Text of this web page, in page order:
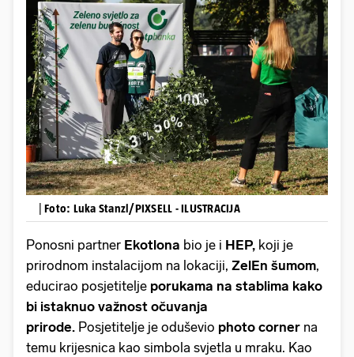
Foto: Luka Stanzl/PIXSELL - ILUSTRACIJA
Ponosni partner Ekotlona bio je i HEP, koji je
prirodnom instalacijom na lokaciji, ZelEn šumom,
educirao posjetitelje porukama na stablima kako
bi istaknuo važnost očuvanja
prirode. Posjetitelje je oduševio photo corner na
temu krijesnica kao simbola svjetla u mraku. Kao